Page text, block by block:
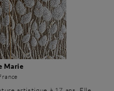
Marie